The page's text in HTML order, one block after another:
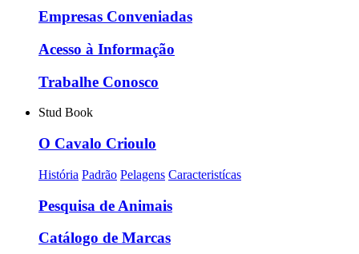
Empresas Conveniadas
Acesso à Informação
Trabalhe Conosco
Stud Book
O Cavalo Crioulo
História Padrão Pelagens Caracteristícas
Pesquisa de Animais
Catálogo de Marcas